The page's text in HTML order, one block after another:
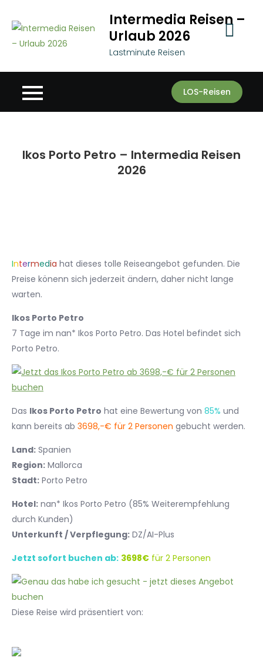
content
Intermedia Reisen –
Urlaub 2026
Lastminute Reisen
LOS-Reisen
Ikos Porto Petro – Intermedia Reisen
2026
Intermedia hat dieses tolle Reiseangebot gefunden. Die
Preise könenn sich jederzeit ändern, daher nicht lange
warten.
Ikos Porto Petro
7 Tage im nan* Ikos Porto Petro. Das Hotel befindet sich
Porto Petro.
Das Ikos Porto Petro hat eine Bewertung von 85% und
kann bereits ab 3698,-€ für 2 Personen gebucht werden.
Land: Spanien
Region: Mallorca
Stadt: Porto Petro
Hotel: nan* Ikos Porto Petro (85% Weiterempfehlung
durch Kunden)
Unterkunft / Verpflegung: DZ/AI-Plus
Jetzt sofort buchen ab: 3698€ für 2 Personen
Diese Reise wird präsentiert von: